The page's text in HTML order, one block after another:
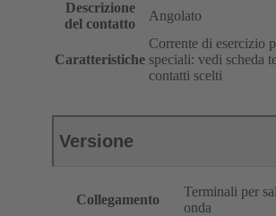
Descrizione
del contatto
Angolato
Caratteristiche
Corrente di esercizio
speciali: vedi scheda
contatti scelti
Versione
Collegamento
Terminali per
onda